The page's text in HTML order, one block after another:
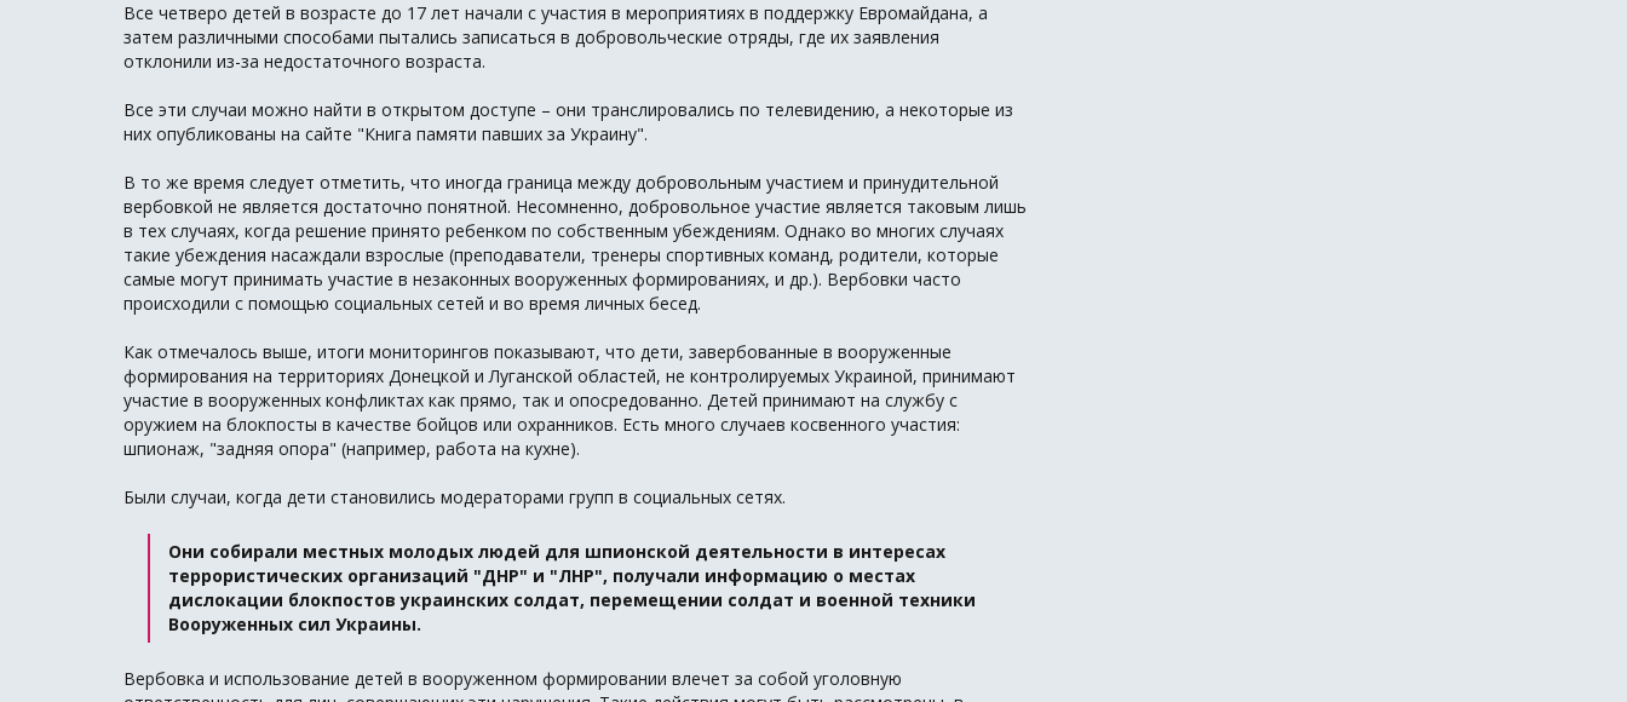
Все четверо детей в возрасте до 17 лет начали с участия в мероприятиях в поддержку Евромайдана, а
затем различными способами пытались записаться в добровольческие отряды, где их заявления
отклонили из-за недостаточного возраста.
Все эти случаи можно найти в открытом доступе – они транслировались по телевидению, а некоторые из
них опубликованы на сайте "Книга памяти павших за Украину".
В то же время следует отметить, что иногда граница между добровольным участием и принудительной
вербовкой не является достаточно понятной. Несомненно, добровольное участие является таковым лишь
в тех случаях, когда решение принято ребенком по собственным убеждениям. Однако во многих случаях
такие убеждения насаждали взрослые (преподаватели, тренеры спортивных команд, родители, которые
самые могут принимать участие в незаконных вооруженных формированиях, и др.). Вербовки часто
происходили с помощью социальных сетей и во время личных бесед.
Как отмечалось выше, итоги мониторингов показывают, что дети, завербованные в вооруженные
формирования на территориях Донецкой и Луганской областей, не контролируемых Украиной, принимают
участие в вооруженных конфликтах как прямо, так и опосредованно. Детей принимают на службу с
оружием на блокпосты в качестве бойцов или охранников. Есть много случаев косвенного участия:
шпионаж, "задняя опора" (например, работа на кухне).
Были случаи, когда дети становились модераторами групп в социальных сетях.
Они собирали местных молодых людей для шпионской деятельности в интересах
террористических организаций "ДНР" и "ЛНР", получали информацию о местах
дислокации блокпостов украинских солдат, перемещении солдат и военной техники
Вооруженных сил Украины.
Вербовка и использование детей в вооруженном формировании влечет за собой уголовную